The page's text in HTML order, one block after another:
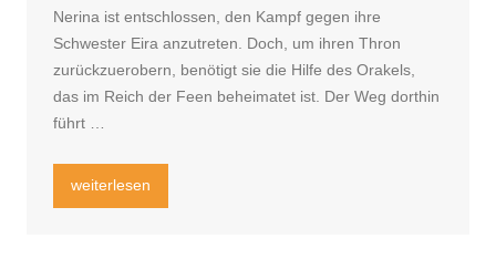
Nerina ist entschlossen, den Kampf gegen ihre
Schwester Eira anzutreten. Doch, um ihren Thron
zurückzuerobern, benötigt sie die Hilfe des Orakels,
das im Reich der Feen beheimatet ist. Der Weg dorthin
führt …
„Rezension Fallen Queen- Ein Spiegel weiß wie Schnee“
weiterlesen